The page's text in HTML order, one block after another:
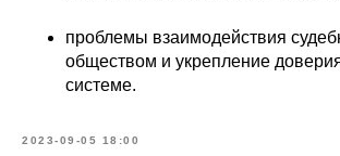
проблемы взаимодействия
обществом и укрепление
системе.
2023-09-05 18:00